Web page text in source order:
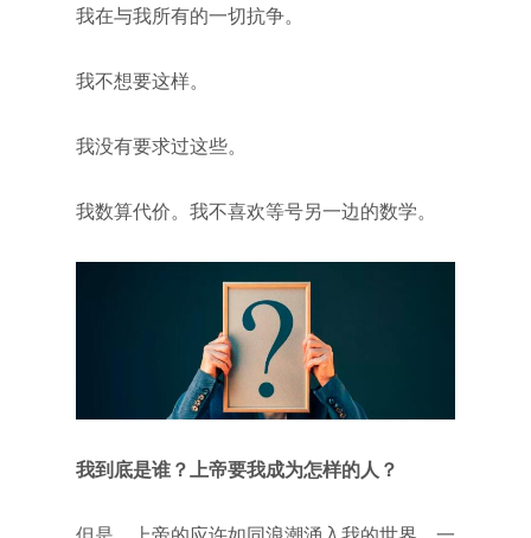
我在与我所有的一切抗争。
我不想要这样。
我没有要求过这些。
我数算代价。我不喜欢等号另一边的数学。
我到底是谁？上帝要我成为怎样的人？